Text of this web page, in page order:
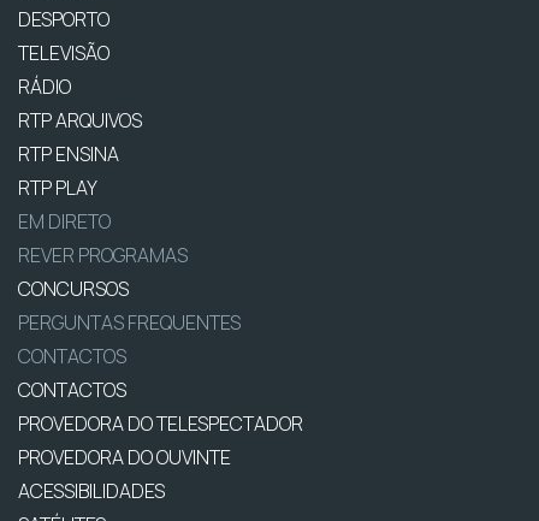
DESPORTO
TELEVISÃO
RÁDIO
RTP ARQUIVOS
RTP ENSINA
RTP PLAY
EM DIRETO
REVER PROGRAMAS
CONCURSOS
PERGUNTAS FREQUENTES
CONTACTOS
CONTACTOS
PROVEDORA DO TELESPECTADOR
PROVEDORA DO OUVINTE
ACESSIBILIDADES